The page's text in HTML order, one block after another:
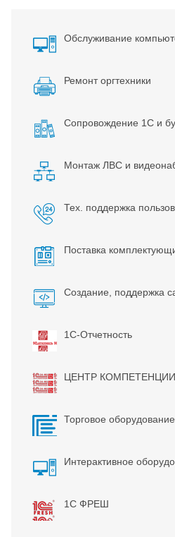
Обслуживание
Ремонт оргтехники
Сопровождение 1С и
Монтаж ЛВС и
Тех. поддержка
Поставка
Создание, поддержка
1С-Отчетность
ЦЕНТР
Торговое оборудование
Интерактивное
1С ФРЕШ